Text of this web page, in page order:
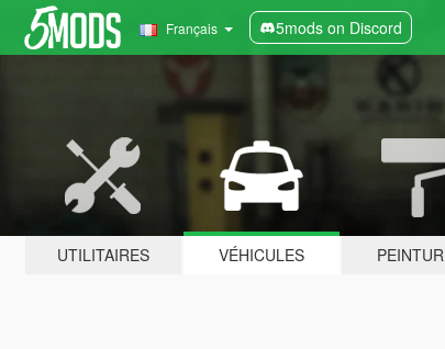
Français 5mods on Discord
UTILITAIRES VÉHICULES